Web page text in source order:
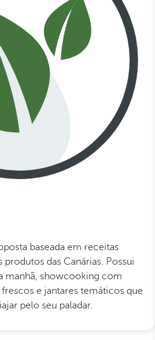
baseada em receitas
das Canárias. Possui
manhã, showcooking com
e jantares temáticos que
pelo seu paladar.